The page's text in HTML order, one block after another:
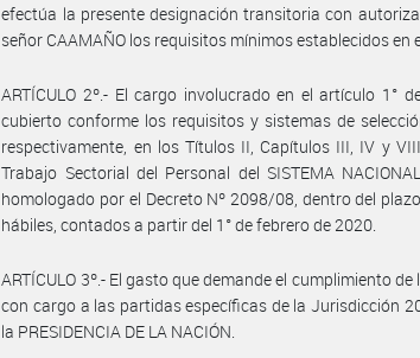
efectúa la presente designación transitoria con
señor CAAMAÑO los requisitos mínimos establecidos en
ARTÍCULO 2º.- El cargo involucrado en el artículo 1°
cubierto conforme los requisitos y sistemas de
respectivamente, en los Títulos II, Capítulos III, IV y
Trabajo Sectorial del Personal del SISTEMA
homologado por el Decreto Nº 2098/08, dentro del
hábiles, contados a partir del 1° de febrero de 2020.
ARTÍCULO 3º.- El gasto que demande el cumplimiento
con cargo a las partidas específicas de la Jurisdicción
la PRESIDENCIA DE LA NACIÓN.